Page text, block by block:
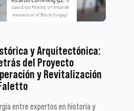
y Arquitectónica:
del Proyecto
y Revitalización
entre expertos en historia y